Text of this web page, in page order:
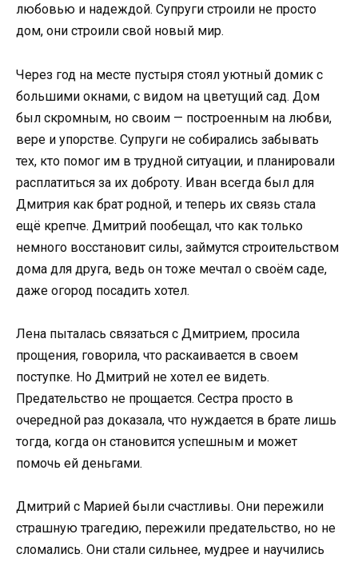
любовью и надеждой. Супруги строили не просто
дом, они строили свой новый мир.
Через год на месте пустыря стоял уютный домик с
большими окнами, с видом на цветущий сад. Дом
был скромным, но своим — построенным на любви,
вере и упорстве. Супруги не собирались забывать
тех, кто помог им в трудной ситуации, и планировали
расплатиться за их доброту. Иван всегда был для
Дмитрия как брат родной, и теперь их связь стала
ещё крепче. Дмитрий пообещал, что как только
немного восстановит силы, займутся строительством
дома для друга, ведь он тоже мечтал о своём саде,
даже огород посадить хотел.
Лена пыталась связаться с Дмитрием, просила
прощения, говорила, что раскаивается в своем
поступке. Но Дмитрий не хотел ее видеть.
Предательство не прощается. Сестра просто в
очередной раз доказала, что нуждается в брате лишь
тогда, когда он становится успешным и может
помочь ей деньгами.
Дмитрий с Марией были счастливы. Они пережили
страшную трагедию, пережили предательство, но не
сломались. Они стали сильнее, мудрее и научились